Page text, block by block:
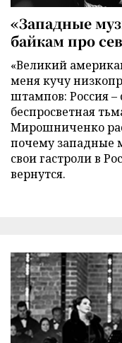
«Западные
байкам про
«Великий
меня кучу
штампов: Россия –
беспросветная
Мирошниченко
почему западные
свои гастроли в
вернутся.